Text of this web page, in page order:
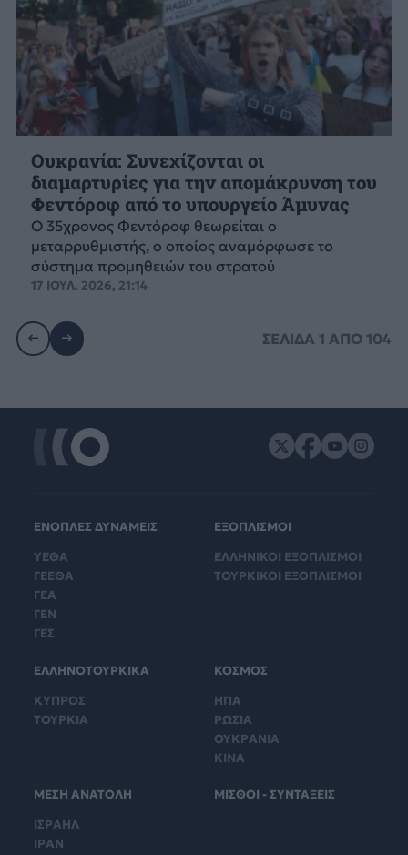
Ουκρανία: Συνεχίζονται οι
διαμαρτυρίες για την απομάκρυνση του
Φεντόροφ από το υπουργείο Άμυνας
Ο 35χρονος Φεντόροφ θεωρείται ο
μεταρρυθμιστής, ο οποίος αναμόρφωσε το
σύστημα προμηθειών του στρατού
17 ΙΟΥΛ. 2026, 21:14
ΣΕΛΙΔΑ1 ΑΠΟ104
ΕΝΟΠΛΕΣ ΔΥΝΑΜΕΙΣ
ΥΕΘΑ
ΓΕΕΘΑ
ΓΕΑ
ΓΕΝ
ΓΕΣ
ΕΞΟΠΛΙΣΜΟΙ
ΕΛΛΗΝΙΚΟΙ ΕΞΟΠΛΙΣΜΟΙ
ΤΟΥΡΚΙΚΟΙ ΕΞΟΠΛΙΣΜΟΙ
ΕΛΛΗΝΟΤΟΥΡΚΙΚΑ
ΚΥΠΡΟΣ
ΤΟΥΡΚΙΑ
ΚΟΣΜΟΣ
ΗΠΑ
ΡΩΣΙΑ
ΟΥΚΡΑΝΙΑ
ΚΙΝΑ
ΜΕΣΗ ΑΝΑΤΟΛΗ
ΙΣΡΑΗΛ
ΙΡΑΝ
ΜΙΣΘΟΙ - ΣΥΝΤΑΞΕΙΣ